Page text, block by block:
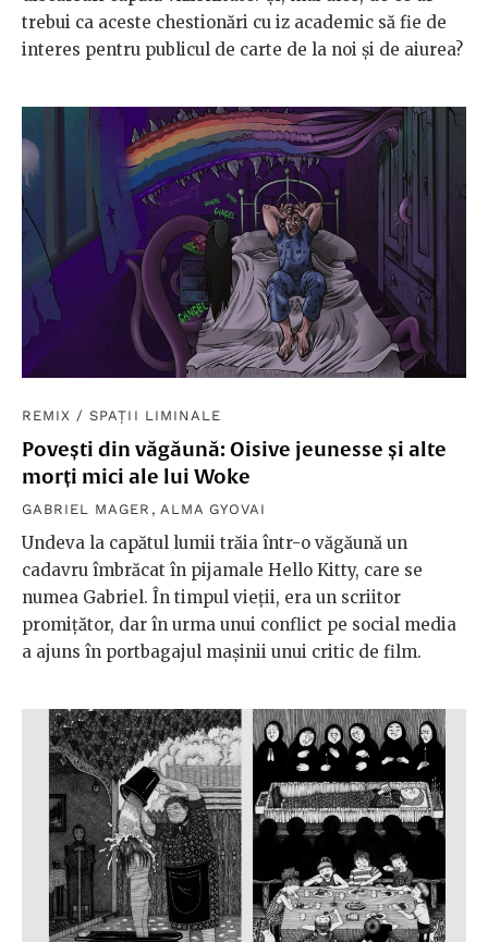
trebui ca aceste chestionări cu iz academic să fie de
interes pentru publicul de carte de la noi și de aiurea?
REMIX /SPAȚII LIMINALE
Povești din văgăună: Oisive jeunesse și alte
morți mici ale lui Woke
GABRIEL MAGER , ALMA GYOVAI
Undeva la capătul lumii trăia într-o văgăună un
cadavru îmbrăcat în pijamale Hello Kitty, care se
numea Gabriel. În timpul vieții, era un scriitor
promițător, dar în urma unui conflict pe social media
a ajuns în portbagajul mașinii unui critic de film.